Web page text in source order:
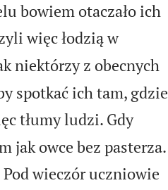
bowiem otaczało ich
więc łodzią w
niektórzy z obecnych
spotkać ich tam, gdzie
tłumy ludzi. Gdy
jak owce bez pasterza.
Pod wieczór uczniowie